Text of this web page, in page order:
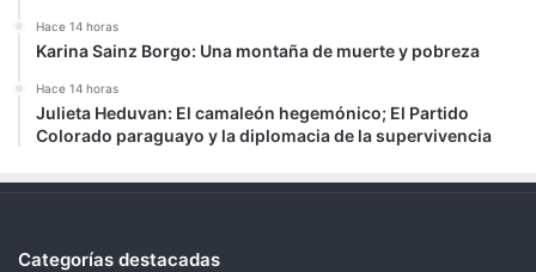
Hace 14 horas
Karina Sainz Borgo: Una montaña de muerte y pobreza
Hace 14 horas
Julieta Heduvan: El camaleón hegemónico; El Partido
Colorado paraguayo y la diplomacia de la supervivencia
Categorías destacadas